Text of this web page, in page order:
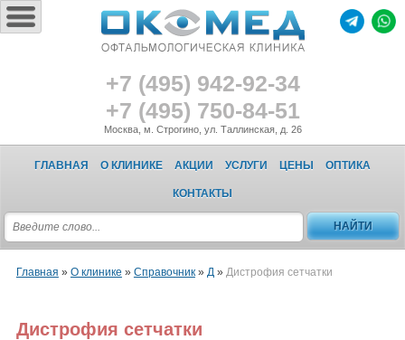
+7 (495) 942-92-34
+7 (495) 750-84-51
Москва, м. Строгино, ул. Таллинская, д. 26
ГЛАВНАЯ О КЛИНИКЕ АКЦИИ УСЛУГИ ЦЕНЫ ОПТИКА
КОНТАКТЫ
Главная » О клинике » Справочник» Д» Дистрофия сетчатки
Дистрофия сетчатки